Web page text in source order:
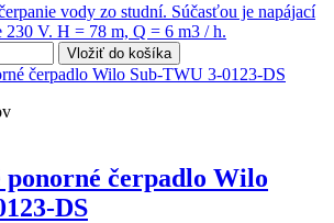
vody zo studní. Súčasťou je napájací
230 V. H = 78 m, Q = 6 m3 / h.
Vložiť do košíka
ponorné čerpadlo Wilo
DS